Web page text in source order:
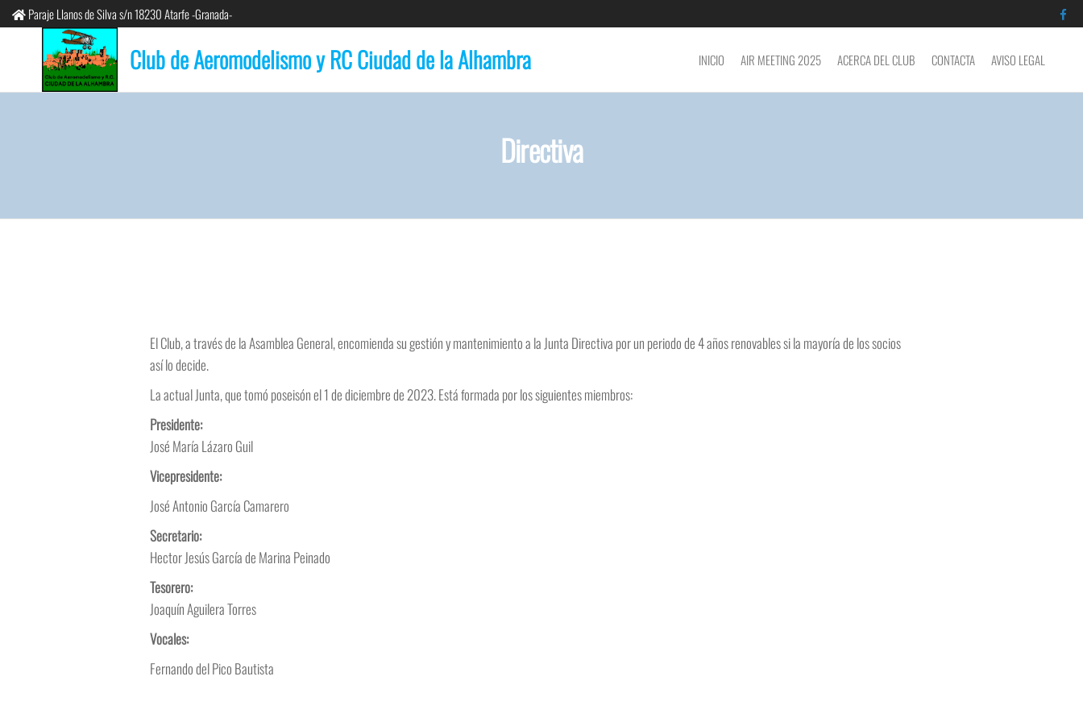
Paraje Llanos de Silva s/n 18230 Atarfe -Granada-
Club de Aeromodelismo y RC Ciudad de la Alhambra INICIO AIR MEETING 2025 ACERCA DEL CLUB CONTACTA AVISO LEGAL
Directiva
El Club, a través de la Asamblea General, encomienda su gestión y mantenimiento a la Junta Directiva por un periodo de 4 años renovables si la mayoría de los socios
así lo decide.
La actual Junta, que tomó poseisón el 1 de diciembre de 2023. Está formada por los siguientes miembros:
Presidente:
José María Lázaro Guil
Vicepresidente:
José Antonio García Camarero
Secretario:
Hector Jesús García de Marina Peinado
Tesorero:
Joaquín Aguilera Torres
Vocales:
Fernando del Pico Bautista